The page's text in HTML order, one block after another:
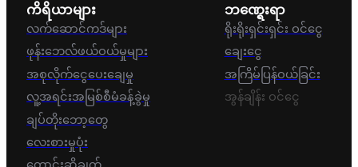
ကိရိယာများ
လက်ဆောင်ကဒ်များ
ဖုန်းဘေလ်ဖယ်ဝယ်မှုများ
အစုလိုက်ငွေပေးချေမှု
လူ့အရင်းအမြစ်စီမံခန့်ခွဲမှု
ချပ်တိုးဘော့တွေ
လေးစားမှုပုံး
ဘဏ္ရေးရာ
ရိုးရိုးရှင်းရှင်း ဝင်ငွေ
ချေးငွေ
အကြိမ်ပြန်ဝယ်ခြင်း
အွန်ချိန်း ဝင်ငွေ